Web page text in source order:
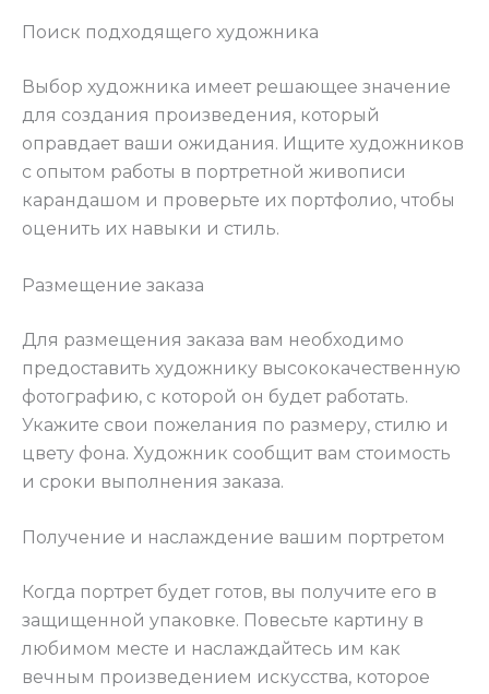
Поиск подходящего художника
Выбор художника имеет решающее значение
для создания произведения, который
оправдает ваши ожидания. Ищите художников
с опытом работы в портретной живописи
карандашом и проверьте их портфолио, чтобы
оценить их навыки и стиль.
Размещение заказа
Для размещения заказа вам необходимо
предоставить художнику высококачественную
фотографию, с которой он будет работать.
Укажите свои пожелания по размеру, стилю и
цвету фона. Художник сообщит вам стоимость
и сроки выполнения заказа.
Получение и наслаждение вашим портретом
Когда портрет будет готов, вы получите его в
защищенной упаковке. Повесьте картину в
любимом месте и наслаждайтесь им как
вечным произведением искусства, которое